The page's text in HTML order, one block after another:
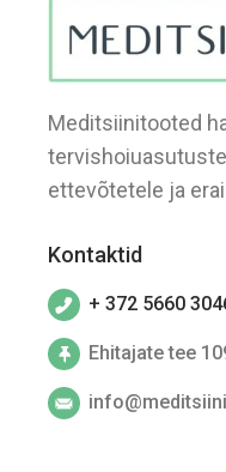
Meditsiinitooted
ettevõtetele ja
Kontaktid
+ 372 5660
Ehitajate tee